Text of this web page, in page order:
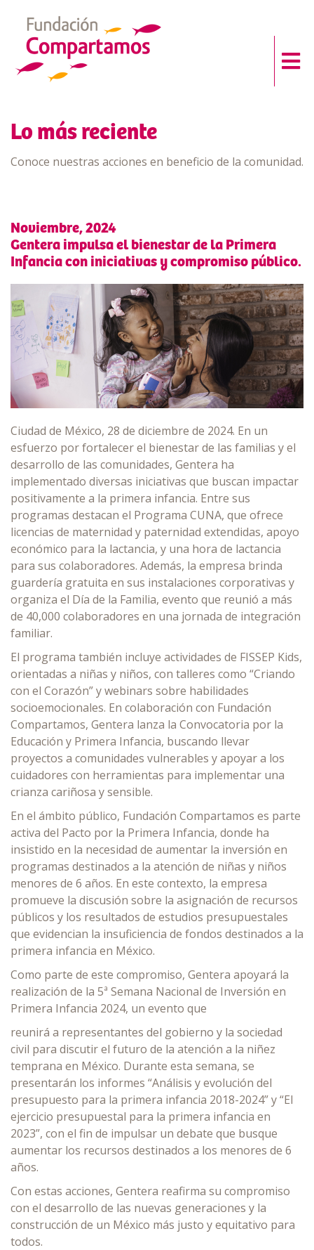
Lo más reciente
Conoce nuestras acciones en beneficio de la comunidad.
Noviembre, 2024
Gentera impulsa el bienestar de la Primera
Infancia con iniciativas y compromiso público.
Ciudad de México, 28 de diciembre de 2024. En un
esfuerzo por fortalecer el bienestar de las familias y el
desarrollo de las comunidades, Gentera ha
implementado diversas iniciativas que buscan impactar
positivamente a la primera infancia. Entre sus
programas destacan el Programa CUNA, que ofrece
licencias de maternidad y paternidad extendidas, apoyo
económico para la lactancia, y una hora de lactancia
para sus colaboradores. Además, la empresa brinda
guardería gratuita en sus instalaciones corporativas y
organiza el Día de la Familia, evento que reunió a más
de 40,000 colaboradores en una jornada de integración
familiar.
El programa también incluye actividades de FISSEP Kids,
orientadas a niñas y niños, con talleres como “Criando
con el Corazón” y webinars sobre habilidades
socioemocionales. En colaboración con Fundación
Compartamos, Gentera lanza la Convocatoria por la
Educación y Primera Infancia, buscando llevar
proyectos a comunidades vulnerables y apoyar a los
cuidadores con herramientas para implementar una
crianza cariñosa y sensible.
En el ámbito público, Fundación Compartamos es parte
activa del Pacto por la Primera Infancia, donde ha
insistido en la necesidad de aumentar la inversión en
programas destinados a la atención de niñas y niños
menores de 6 años. En este contexto, la empresa
promueve la discusión sobre la asignación de recursos
públicos y los resultados de estudios presupuestales
que evidencian la insuficiencia de fondos destinados a la
primera infancia en México.
Como parte de este compromiso, Gentera apoyará la
realización de la 5ª Semana Nacional de Inversión en
Primera Infancia 2024, un evento que
reunirá a representantes del gobierno y la sociedad
civil para discutir el futuro de la atención a la niñez
temprana en México. Durante esta semana, se
presentarán los informes “Análisis y evolución del
presupuesto para la primera infancia 2018-2024” y “El
ejercicio presupuestal para la primera infancia en
2023”, con el fin de impulsar un debate que busque
aumentar los recursos destinados a los menores de 6
años.
Con estas acciones, Gentera reafirma su compromiso
con el desarrollo de las nuevas generaciones y la
construcción de un México más justo y equitativo para
todos.